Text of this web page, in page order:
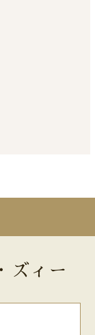
ズィー